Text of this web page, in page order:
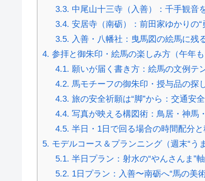
3.3. 中尾山十三寺（入善）：千手観音
3.4. 安居寺（南砺）：前田家ゆかりの“
3.5. 入善・八幡社：曳馬図の絵馬に残
4. 参拝と御朱印・絵馬の楽しみ方（午年も
4.1. 願いが届く書き方：絵馬の文例テ
4.2. 馬モチーフの御朱印・授与品の探
4.3. 旅の安全祈願は“脚”から：交通安
4.4. 写真が映える構図術：鳥居・神馬
4.5. 半日・1日で回る場合の時間配分
5. モデルコース＆プランニング（週末“うま
5.1. 半日プラン：射水の“やんさんま”
5.2. 1日プラン：入善〜南砺へ“馬の美